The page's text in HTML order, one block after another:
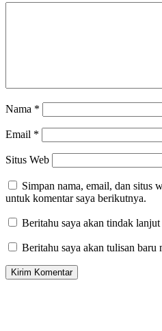
Nama *
Email *
Situs Web
Simpan nama, email, dan situs
untuk komentar saya berikutnya.
Beritahu saya akan tindak
Beritahu saya akan tulisan baru